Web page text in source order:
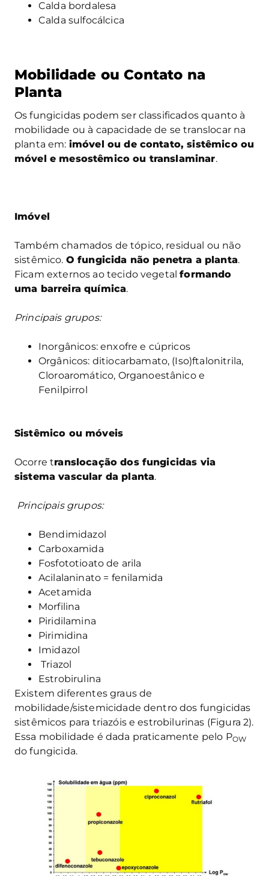
Calda bordalesa
Calda sulfocálcica
Mobilidade ou Contato na
Planta
Os fungicidas podem ser classificados quanto à
mobilidade ou à capacidade de se translocar na
planta em: imóvel ou de contato, sistêmico ou
móvel e mesostêmico ou translaminar.
Imóvel
Também chamados de tópico, residual ou não
sistêmico. O fungicida não penetra a planta.
Ficam externos ao tecido vegetalformando
uma barreira química.
Principais grupos:
Inorgânicos: enxofre e cúpricos
Orgânicos: ditiocarbamato, (Iso)ftalonitrila,
Cloroaromático, Organoestânico e
Fenilpirrol
Sistêmico ou móveis
Ocorre translocação dos fungicidas via
sistema vascular da planta.
Principais grupos:
Bendimidazol
Carboxamida
Fosfototioato de arila
Acilalaninato = fenilamida
Acetamida
Morfilina
Piridilamina
Pirimidina
Imidazol
Triazol
Estrobirulina
Existem diferentes graus de
mobilidade/sistemicidade dentro dos fungicidas
sistêmicos para triazóiseestrobilurinas (Figura 2).
Essa mobilidade é dada praticamente pelo POW
do fungicida.